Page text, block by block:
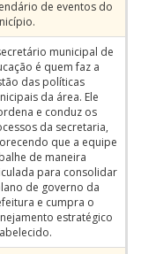
de eventos do
municipal de
é quem faz a
das políticas
da área. Ele
e conduz os
da secretaria,
que a equipe
de maneira
para consolidar
de governo da
e cumpra o
estratégico